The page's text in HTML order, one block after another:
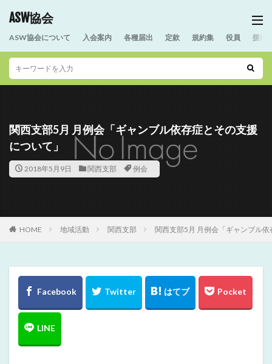
ASW協会
ASW協会について 入会案内 各種届出 定款 規約集 役員 援助
関西支部5月 月例会「ギャンブル依存症とその支援
について」
2018年5月9日 関西支部 例会
HOME 地域活動 関西支部 関西支部5月 月例会「ギャンブル